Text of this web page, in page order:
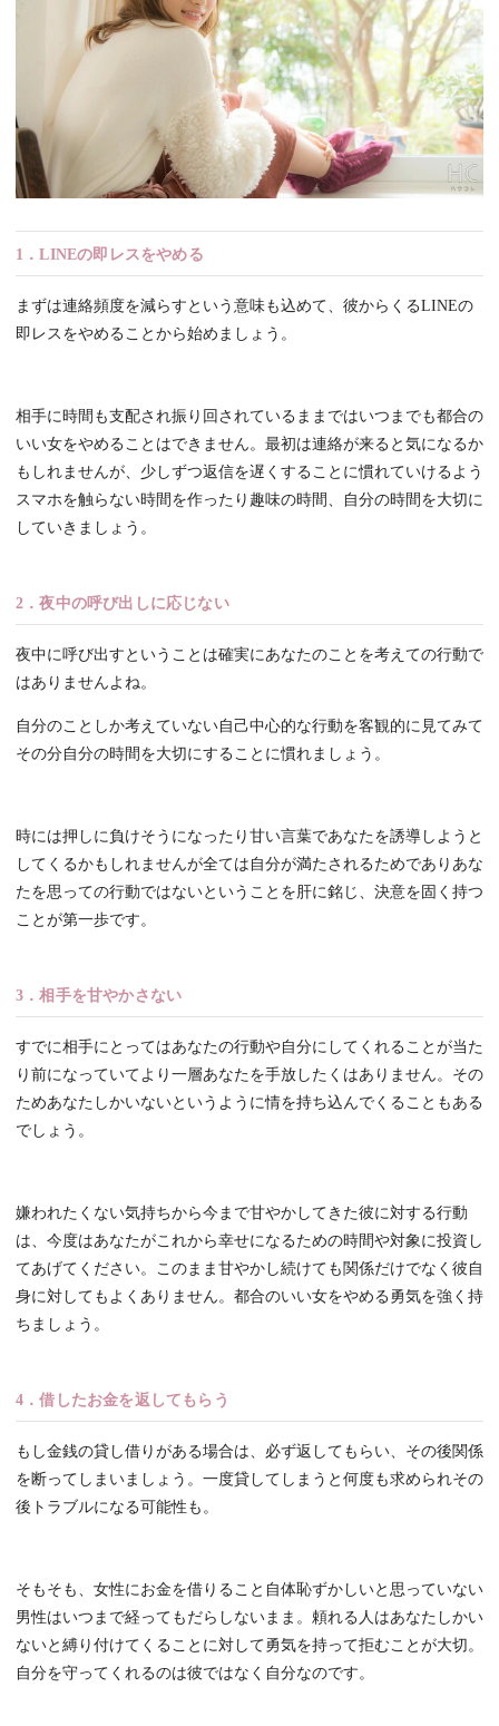
1．LINEの即レスをやめる
まずは連絡頻度を減らすという意味も込めて、彼からくるLINEの
即レスをやめることから始めましょう。
相手に時間も支配され振り回されているままではいつまでも都合の
いい女をやめることはできません。最初は連絡が来ると気になるか
もしれませんが、少しずつ返信を遅くすることに慣れていけるよう
スマホを触らない時間を作ったり趣味の時間、自分の時間を大切に
していきましょう。
2．夜中の呼び出しに応じない
夜中に呼び出すということは確実にあなたのことを考えての行動で
はありませんよね。
自分のことしか考えていない自己中心的な行動を客観的に見てみて
その分自分の時間を大切にすることに慣れましょう。
時には押しに負けそうになったり甘い言葉であなたを誘導しようと
してくるかもしれませんが全ては自分が満たされるためでありあな
たを思っての行動ではないということを肝に銘じ、決意を固く持つ
ことが第一歩です。
3．相手を甘やかさない
すでに相手にとってはあなたの行動や自分にしてくれることが当た
り前になっていてより一層あなたを手放したくはありません。その
ためあなたしかいないというように情を持ち込んでくることもある
でしょう。
嫌われたくない気持ちから今まで甘やかしてきた彼に対する行動
は、今度はあなたがこれから幸せになるための時間や対象に投資し
てあげてください。このまま甘やかし続けても関係だけでなく彼自
身に対してもよくありません。都合のいい女をやめる勇気を強く持
ちましょう。
4．借したお金を返してもらう
もし金銭の貸し借りがある場合は、必ず返してもらい、その後関係
を断ってしまいましょう。一度貸してしまうと何度も求められその
後トラブルになる可能性も。
そもそも、女性にお金を借りること自体恥ずかしいと思っていない
男性はいつまで経ってもだらしないまま。頼れる人はあなたしかい
ないと縛り付けてくることに対して勇気を持って拒むことが大切。
自分を守ってくれるのは彼ではなく自分なのです。